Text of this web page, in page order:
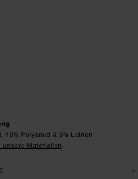
10% Polyamid & 6% Leinen
Materialien.